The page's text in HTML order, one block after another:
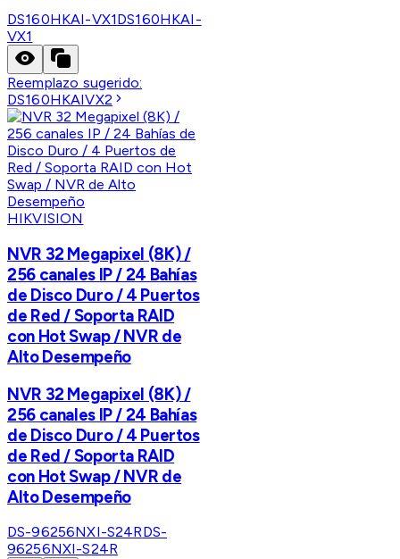
DS160HKAI-VX1DS160HKAI-
VX1
Reemplazo sugerido:
DS160HKAIVX2
HIKVISION
NVR 32 Megapixel (8K) /
256 canales IP / 24 Bahías
de Disco Duro / 4 Puertos
de Red / Soporta RAID
con Hot Swap / NVR de
Alto Desempeño
NVR 32 Megapixel (8K) /
256 canales IP / 24 Bahías
de Disco Duro / 4 Puertos
de Red / Soporta RAID
con Hot Swap / NVR de
Alto Desempeño
DS-96256NXI-S24RDS-
96256NXI-S24R